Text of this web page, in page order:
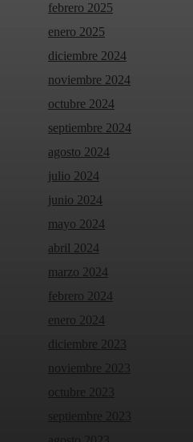
febrero 2025
enero 2025
diciembre 2024
noviembre 2024
octubre 2024
septiembre 2024
agosto 2024
julio 2024
junio 2024
mayo 2024
abril 2024
marzo 2024
febrero 2024
enero 2024
diciembre 2023
noviembre 2023
octubre 2023
septiembre 2023